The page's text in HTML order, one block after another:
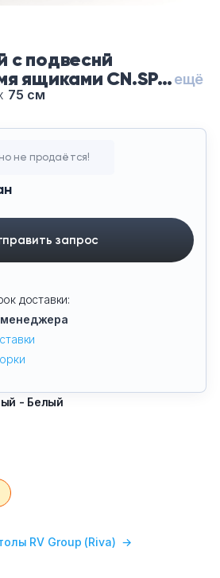
с подвеснй
ящиками CN.SP-
Белый-
Янтарный -
Черные
ещё
75 см
не продаётся!
запрос
доставки:
- Белый
RV Group (Riva) →
шкафы
диваны
растения